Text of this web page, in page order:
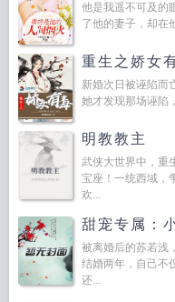
他是我遥不可及的
了他的妻子，却在
重生之娇女
新婚次日被诬陷而
她才发现那场诬陷
明教教主
武侠大世界中，重
宝座！一统西域，
欢...
甜宠专属：
被离婚后的苏若浅
结婚两年，自己不
还...